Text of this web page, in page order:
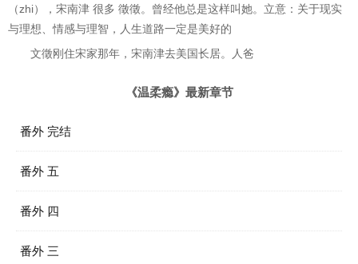
（zhi），宋南津 很多 徵徵。曾经他总是这样叫她。立意：关于现实
与理想、情感与理智，人生道路一定是美好的
文徵刚住宋家那年，宋南津去美国长居。人爸
《温柔瘾》最新章节
番外 完结
番外 五
番外 四
番外 三